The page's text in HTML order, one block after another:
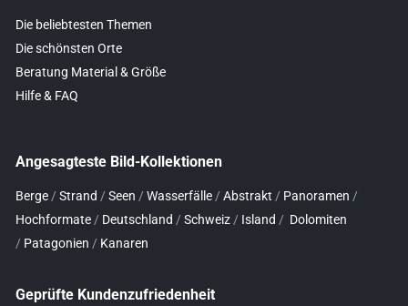
Die beliebtesten Themen
Die schönsten Orte
Beratung Material & Größe
Hilfe & FAQ
Angesagteste Bild-Kollektionen
Berge / Strand / Seen / Wasserfälle / Abstrakt / Panoramen /
Hochformate / Deutschland / Schweiz / Island / Dolomiten
/ Patagonien / Kanaren
Geprüfte Kundenzufriedenheit